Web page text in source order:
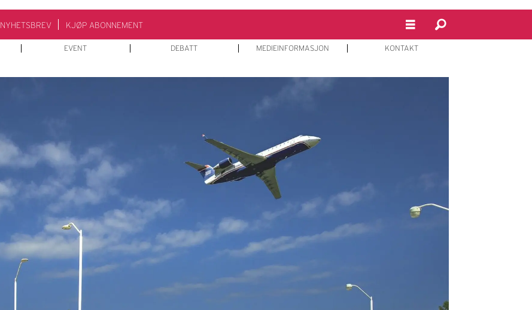
NYHETSBREV KJØP ABONNEMENT
EVENT DEBATT MEDIEINFORMASJON KONTAKT